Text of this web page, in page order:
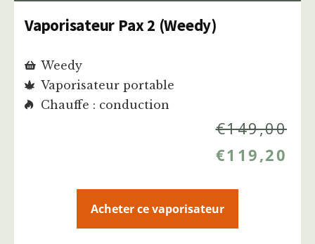
Vaporisateur Pax 2 (Weedy)
Weedy
Vaporisateur portable
Chauffe : conduction
€149,00
€119,20
Acheter ce vaporisateur